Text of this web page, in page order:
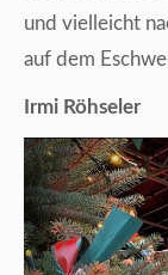
und vielleicht
auf dem
Irmi Röhseler